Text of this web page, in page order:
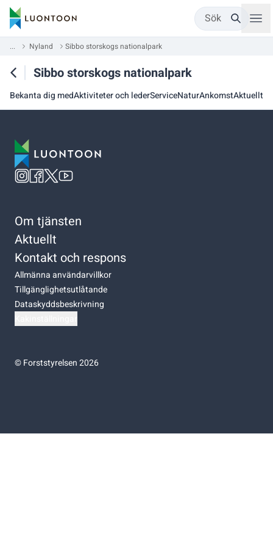
Sök
... Nyland Sibbo storskogs nationalpark
Sibbo storskogs nationalpark
Bekanta dig medAktiviteter och lederServiceNaturAnkomstAktuellt
Om tjänsten
Aktuellt
Kontakt och respons
Allmänna användarvillkor
Tillgänglighetsutlåtande
Dataskyddsbeskrivning
©Forststyrelsen 2026